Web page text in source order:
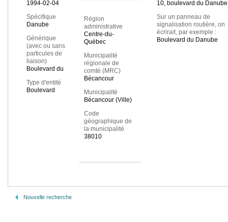
1994-02-04
Spécifique
Danube
Générique
(avec ou sans
particules de
liaison)
Boulevard du
Type d'entité
Boulevard
Région
administrative
Centre-du-
Québec
Municipalité
régionale de
comté (MRC)
Bécancour
Municipalité
Bécancour (Ville)
Code
géographique de
la municipalité
38010
10, boulevard du Danube
Sur un panneau de
signalisation routière, on
écrirait, par exemple :
Boulevard du Danube
Nouvelle recherche